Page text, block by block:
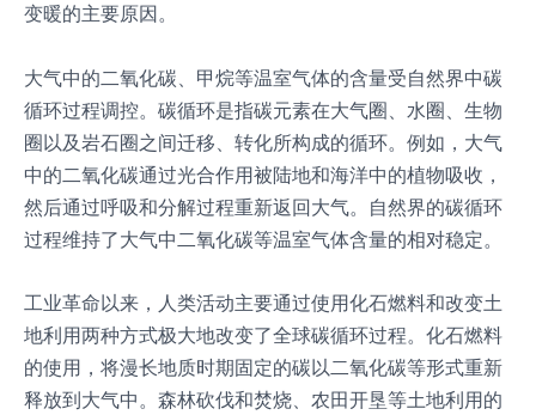
变暖的主要原因。
大气中的二氧化碳、甲烷等温室气体的含量受自然界中碳
循环过程调控。碳循环是指碳元素在大气圈、水圈、生物
圈以及岩石圈之间迁移、转化所构成的循环。例如，大气
中的二氧化碳通过光合作用被陆地和海洋中的植物吸收，
然后通过呼吸和分解过程重新返回大气。自然界的碳循环
过程维持了大气中二氧化碳等温室气体含量的相对稳定。
工业革命以来，人类活动主要通过使用化石燃料和改变土
地利用两种方式极大地改变了全球碳循环过程。化石燃料
的使用，将漫长地质时期固定的碳以二氧化碳等形式重新
释放到大气中。森林砍伐和焚烧、农田开垦等土地利用的